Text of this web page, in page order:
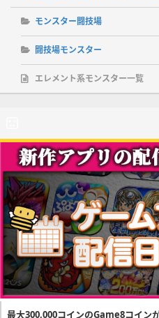
モンスター闘技場
闘技場モンスター
エレメント系モンスター一覧
最大300,000コインのGame8コイン